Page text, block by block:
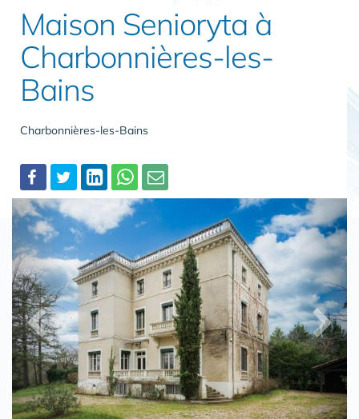
Maison Senioryta à
Charbonnières-les-
Bains
Charbonnières-les-Bains
Partager